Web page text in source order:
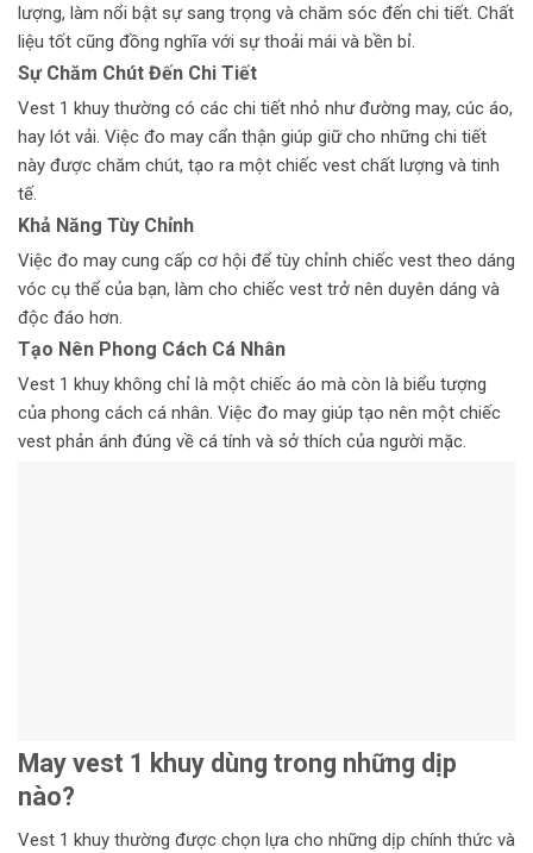
lượng, làm nổi bật sự sang trọng và chăm sóc đến chi tiết. Chất
liệu tốt cũng đồng nghĩa với sự thoải mái và bền bỉ.
Sự Chăm Chút Đến Chi Tiết
Vest 1 khuy thường có các chi tiết nhỏ như đường may, cúc áo,
hay lót vải. Việc đo may cẩn thận giúp giữ cho những chi tiết
này được chăm chút, tạo ra một chiếc vest chất lượng và tinh
tế.
Khả Năng Tùy Chỉnh
Việc đo may cung cấp cơ hội để tùy chỉnh chiếc vest theo dáng
vóc cụ thể của bạn, làm cho chiếc vest trở nên duyên dáng và
độc đáo hơn.
Tạo Nên Phong Cách Cá Nhân
Vest 1 khuy không chỉ là một chiếc áo mà còn là biểu tượng
của phong cách cá nhân. Việc đo may giúp tạo nên một chiếc
vest phản ánh đúng về cá tính và sở thích của người mặc.
May vest 1 khuy dùng trong những dịp
nào?
Vest 1 khuy thường được chọn lựa cho những dịp chính thức và